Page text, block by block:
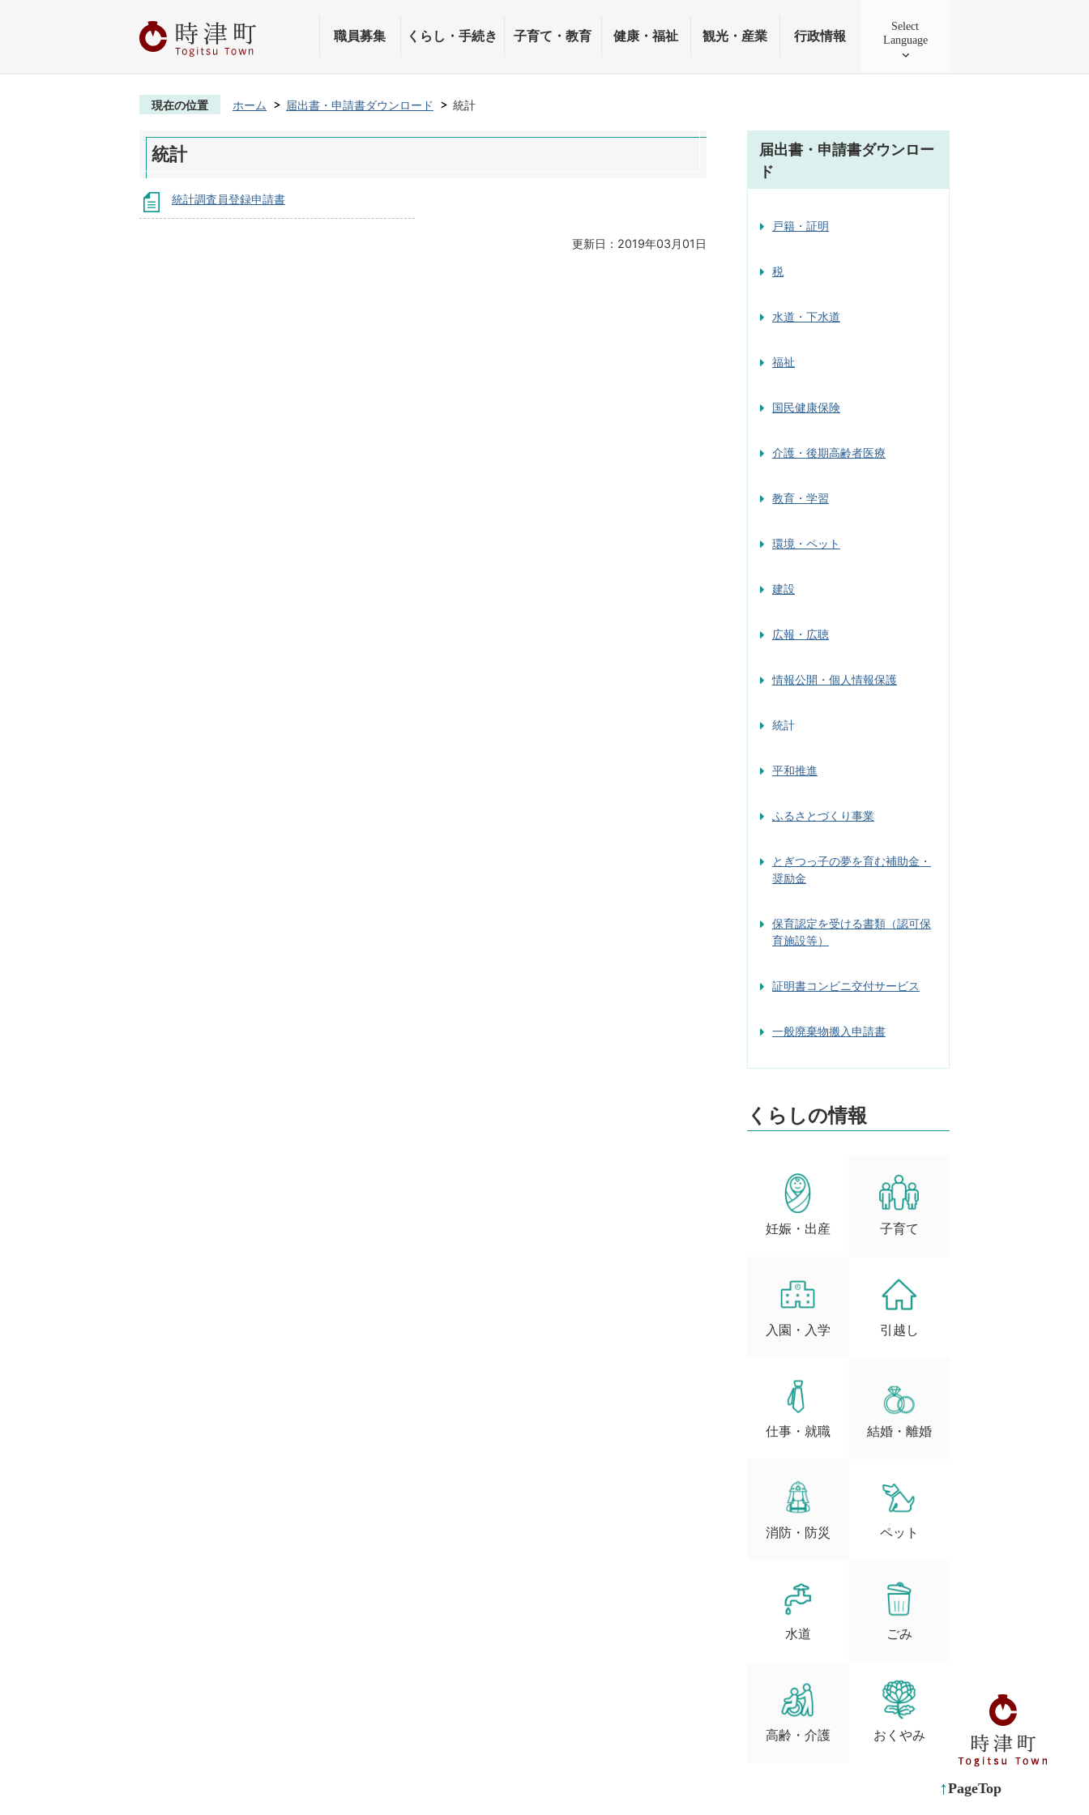
職員募集 くらし・手続き 子育て・教育 健康・福祉 観光・産業 行政情報
Select
Language
現在の位置 ホーム 届出書・申請書ダウンロード 統計
統計
統計調査員登録申請書
更新日：2019年03月01日
届出書・申請書ダウンロー
ド
戸籍・証明
税
水道・下水道
福祉
国民健康保険
介護・後期高齢者医療
教育・学習
環境・ペット
建設
広報・広聴
情報公開・個人情報保護
統計
平和推進
ふるさとづくり事業
とぎつっ子の夢を育む補助金・
奨励金
保育認定を受ける書類（認可保
育施設等）
証明書コンビニ交付サービス
一般廃棄物搬入申請書
くらしの情報
妊娠・出産 子育て
入園・入学 引越し
仕事・就職 結婚・離婚
消防・防災 ペット
水道 ごみ
高齢・介護 おくやみ
PageTop